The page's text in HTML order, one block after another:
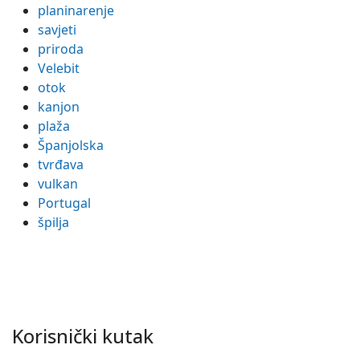
planinarenje
savjeti
priroda
Velebit
otok
kanjon
plaža
Španjolska
tvrđava
vulkan
Portugal
špilja
Korisnički kutak